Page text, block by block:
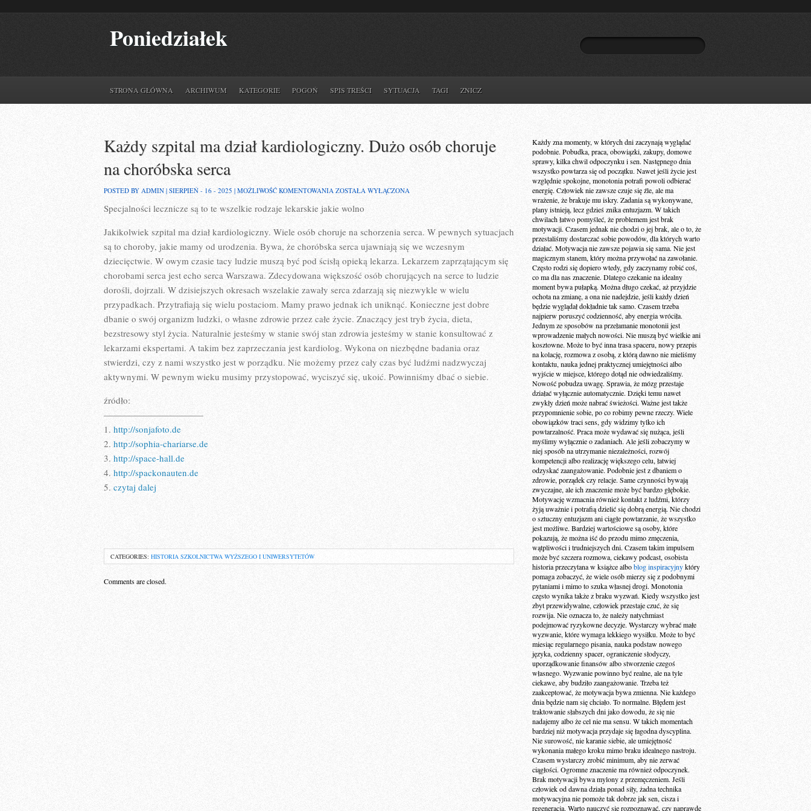
Poniedziałek
STRONA GŁÓWNA ARCHIWUM KATEGORIE POGOŃ SPIS TREŚCI SYTUACJA TAGI ZNICZ
Każdy szpital ma dział kardiologiczny. Dużo osób choruje
na choróbska serca
POSTED BY ADMIN | SIERPIEŃ - 16 - 2025 | MOŻLIWOŚĆ KOMENTOWANIA KAŻDY
MA
DUŻO
OSÓB
NA
CHORÓBSKA
SERCA
ZOSTAŁA WYŁĄCZONA
Specjalności lecznicze są to te wszelkie rodzaje lekarskie jakie wolno
Jakikolwiek szpital ma dział kardiologiczny. Wiele osób choruje na schorzenia serca. W pewnych sytuacjach
są to choroby, jakie mamy od urodzenia. Bywa, że choróbska serca ujawniają się we wczesnym
dziecięctwie. W owym czasie tacy ludzie muszą być pod ścisłą opieką lekarza. Lekarzem zaprzątającym się
chorobami serca jest echo serca Warszawa. Zdecydowana większość osób chorujących na serce to ludzie
dorośli, dojrzali. W dzisiejszych okresach wszelakie zawały serca zdarzają się niezwykle w wielu
przypadkach. Przytrafiają się wielu postaciom. Mamy prawo jednak ich uniknąć. Konieczne jest dobre
dbanie o swój organizm ludzki, o własne zdrowie przez całe życie. Znaczący jest tryb życia, dieta,
bezstresowy styl życia. Naturalnie jesteśmy w stanie swój stan zdrowia jesteśmy w stanie konsultować z
lekarzami ekspertami. A takim bez zaprzeczania jest kardiolog. Wykona on niezbędne badania oraz
stwierdzi, czy z nami wszystko jest w porządku. Nie możemy przez cały czas być ludźmi nadzwyczaj
aktywnymi. W pewnym wieku musimy przystopować, wyciszyć się, ukoić. Powinniśmy dbać o siebie.
źródło:
———————————
1. http://sonjafoto.de
2. http://sophia-chariarse.de
3. http://space-hall.de
4. http://spackonauten.de
5. czytaj dalej
CATEGORIES: HISTORIA SZKOLNICTWA WYŻSZEGO I UNIWERSYTETÓW
Comments are closed.
Każdy zna momenty, w których dni zaczynają wyglądać
podobnie. Pobudka, praca, obowiązki, zakupy, domowe
sprawy, kilka chwil odpoczynku i sen. Następnego dnia
wszystko powtarza się od początku. Nawet jeśli życie jest
względnie spokojne, monotonia potrafi powoli odbierać
energię. Człowiek nie zawsze czuje się źle, ale ma
wrażenie, że brakuje mu iskry. Zadania są wykonywane,
plany istnieją, lecz gdzieś znika entuzjazm. W takich
chwilach łatwo pomyśleć, że problemem jest brak
motywacji. Czasem jednak nie chodzi o jej brak, ale o to, że
przestaliśmy dostarczać sobie powodów, dla których warto
działać. Motywacja nie zawsze pojawia się sama. Nie jest
magicznym stanem, który można przywołać na zawołanie.
Często rodzi się dopiero wtedy, gdy zaczynamy robić coś,
co ma dla nas znaczenie. Dlatego czekanie na idealny
moment bywa pułapką. Można długo czekać, aż przyjdzie
ochota na zmianę, a ona nie nadejdzie, jeśli każdy dzień
będzie wyglądał dokładnie tak samo. Czasem trzeba
najpierw poruszyć codzienność, aby energia wróciła.
Jednym ze sposobów na przełamanie monotonii jest
wprowadzenie małych nowości. Nie muszą być wielkie ani
kosztowne. Może to być inna trasa spaceru, nowy przepis
na kolację, rozmowa z osobą, z którą dawno nie mieliśmy
kontaktu, nauka jednej praktycznej umiejętności albo
wyjście w miejsce, którego dotąd nie odwiedzaliśmy.
Nowość pobudza uwagę. Sprawia, że mózg przestaje
działać wyłącznie automatycznie. Dzięki temu nawet
zwykły dzień może nabrać świeżości. Ważne jest także
przypomnienie sobie, po co robimy pewne rzeczy. Wiele
obowiązków traci sens, gdy widzimy tylko ich
powtarzalność. Praca może wydawać się nużąca, jeśli
myślimy wyłącznie o zadaniach. Ale jeśli zobaczymy w
niej sposób na utrzymanie niezależności, rozwój
kompetencji albo realizację większego celu, łatwiej
odzyskać zaangażowanie. Podobnie jest z dbaniem o
zdrowie, porządek czy relacje. Same czynności bywają
zwyczajne, ale ich znaczenie może być bardzo głębokie.
Motywację wzmacnia również kontakt z ludźmi, którzy
żyją uważnie i potrafią dzielić się dobrą energią. Nie chodzi
o sztuczny entuzjazm ani ciągłe powtarzanie, że wszystko
jest możliwe. Bardziej wartościowe są osoby, które
pokazują, że można iść do przodu mimo zmęczenia,
wątpliwości i trudniejszych dni. Czasem takim impulsem
może być szczera rozmowa, ciekawy podcast, osobista
historia przeczytana w książce alboblog inspiracyjnyktóry
pomaga zobaczyć, że wiele osób mierzy się z podobnymi
pytaniami i mimo to szuka własnej drogi. Monotonia
często wynika także z braku wyzwań. Kiedy wszystko jest
zbyt przewidywalne, człowiek przestaje czuć, że się
rozwija. Nie oznacza to, że należy natychmiast
podejmować ryzykowne decyzje. Wystarczy wybrać małe
wyzwanie, które wymaga lekkiego wysiłku. Może to być
miesiąc regularnego pisania, nauka podstaw nowego
języka, codzienny spacer, ograniczenie słodyczy,
uporządkowanie finansów albo stworzenie czegoś
własnego. Wyzwanie powinno być realne, ale na tyle
ciekawe, aby budziło zaangażowanie. Trzeba też
zaakceptować, że motywacja bywa zmienna. Nie każdego
dnia będzie nam się chciało. To normalne. Błędem jest
traktowanie słabszych dni jako dowodu, że się nie
nadajemy albo że cel nie ma sensu. W takich momentach
bardziej niż motywacja przydaje się łagodna dyscyplina.
Nie surowość, nie karanie siebie, ale umiejętność
wykonania małego kroku mimo braku idealnego nastroju.
Czasem wystarczy zrobić minimum, aby nie zerwać
ciągłości. Ogromne znaczenie ma również odpoczynek.
Brak motywacji bywa mylony z przemęczeniem. Jeśli
człowiek od dawna działa ponad siły, żadna technika
motywacyjna nie pomoże tak dobrze jak sen, cisza i
regeneracja. Warto nauczyć się rozpoznawać, czy naprawdę